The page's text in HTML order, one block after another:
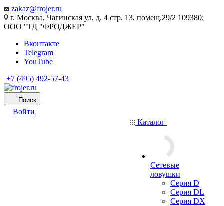
zakaz@frojer.ru
г. Москва, Чагинская ул, д. 4 стр. 13, помещ.29/2 109380;
ООО "ТД "ФРОДЖЕР"
Вконтакте
Telegram
YouTube
+7 (495) 492-57-43
Поиск
Войти
Каталог
Сетевые
ловушки
Серия D
Серия DL
Серия DX